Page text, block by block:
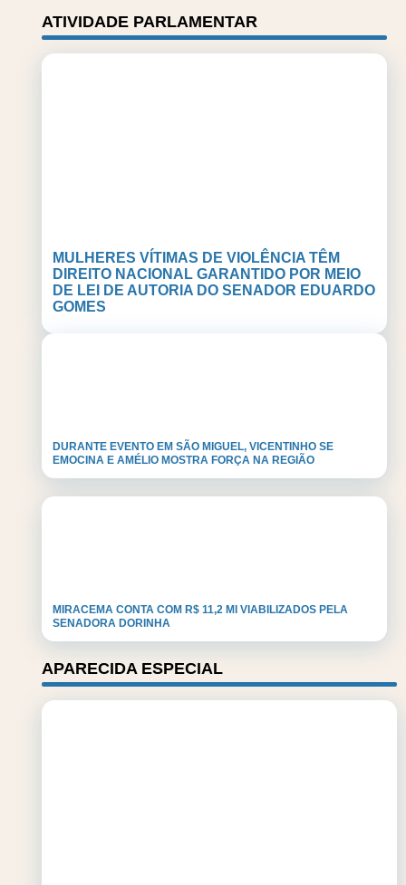
ATIVIDADE PARLAMENTAR
MULHERES VÍTIMAS DE VIOLÊNCIA TÊM
DIREITO NACIONAL GARANTIDO POR MEIO
DE LEI DE AUTORIA DO SENADOR EDUARDO
GOMES
DURANTE EVENTO EM SÃO MIGUEL, VICENTINHO SE
EMOCINA E AMÉLIO MOSTRA FORÇA NA REGIÃO
MIRACEMA CONTA COM R$ 11,2 MI VIABILIZADOS PELA
SENADORA DORINHA
APARECIDA ESPECIAL